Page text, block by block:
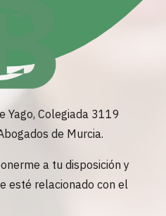
Yago, Colegiada 3119
de Murcia.
a tu disposición y
esté relacionado con el